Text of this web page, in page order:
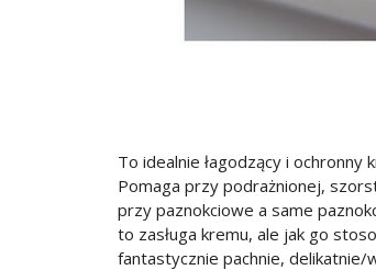
To idealnie łagodzący i
Pomaga przy podrażnionej,
przy paznokciowe a same
to zasługa kremu, ale jak go
fantastycznie pachnie, delikatnie/